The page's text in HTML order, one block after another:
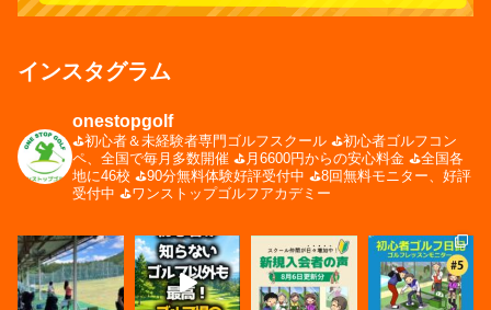
インスタグラム
onestopgolf
⛳️初心者＆未経験者専門ゴルフスクール ⛳️初心者ゴルフコン
ペ、全国で毎月多数開催 ⛳️月6600円からの安心料金 ⛳️全国各
地に46校 ⛳️90分無料体験好評受付中 ⛳️8回無料モニター、好評
受付中 ⛳️ワンストップゴルフアカデミー